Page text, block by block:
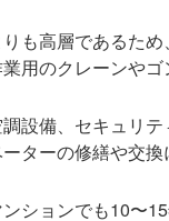
も高層であるた
用のクレーンや
設備、セキュリ
ターの修繕や交
ションでも10〜